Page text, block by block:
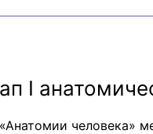
I
человека»